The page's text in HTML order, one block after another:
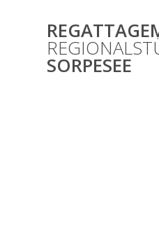
SORPESEE